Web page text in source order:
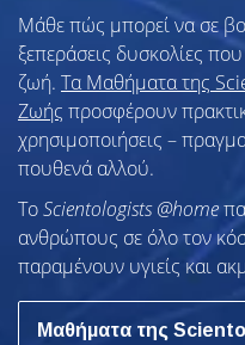
Μάθε πώς μπορεί να σε
ξεπεράσεις δυσκολίες
ζωή. Τα Μαθήματα της
Ζωής προσφέρουν
χρησιμοποιήσεις –
πουθενά αλλού.
ToScientologists @home
ανθρώπους σε όλο τον
παραμένουν υγιείς και
Μαθήματα της